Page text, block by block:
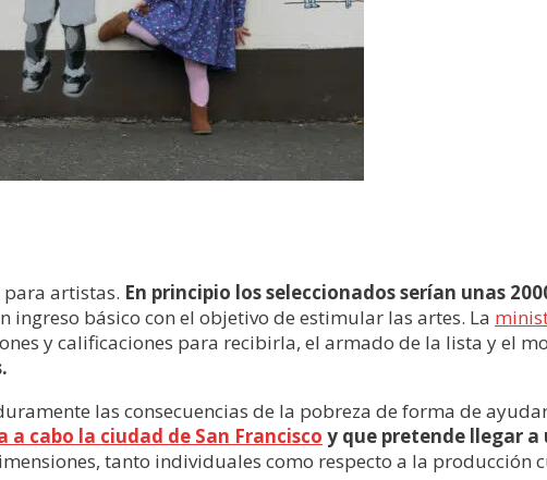
artistas. En principio los seleccionados serían unas
ingreso básico con el objetivo de estimular las artes. La
y calificaciones para recibirla, el armado de la lista y el
las consecuencias de la pobreza de forma de
a cabo la ciudad de San Francisco y que pretende llegar a
tanto individuales como respecto a la producción